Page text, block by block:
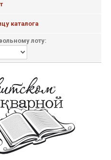
каталога
лоту: